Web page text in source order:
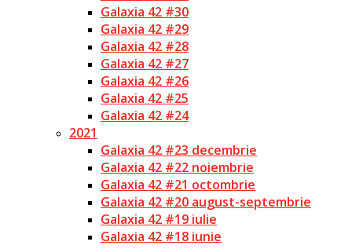
Galaxia 42 #30
Galaxia 42 #29
Galaxia 42 #28
Galaxia 42 #27
Galaxia 42 #26
Galaxia 42 #25
Galaxia 42 #24
2021
Galaxia 42 #23 decembrie
Galaxia 42 #22 noiembrie
Galaxia 42 #21 octombrie
Galaxia 42 #20 august-septembrie
Galaxia 42 #19 iulie
Galaxia 42 #18 iunie